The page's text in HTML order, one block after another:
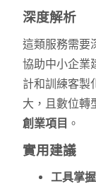
深度解析
這類服務需要
協助中小企業
計和訓練客製
大，且數位轉
創業項目 。
實用建議
工具掌握